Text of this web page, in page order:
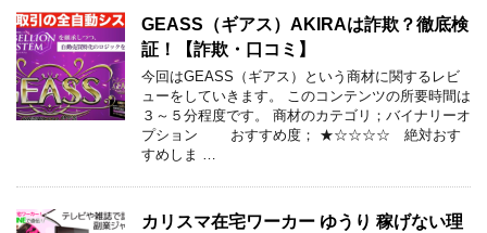
GEASS（ギアス）AKIRAは詐欺？徹底検
証！【詐欺・口コミ】
今回はGEASS（ギアス）という商材に関するレビ
ューをしていきます。 このコンテンツの所要時間は
３～５分程度です。 商材のカテゴリ；バイナリーオ
プション おすすめ度； ★☆☆☆☆ 絶対おす
すめしま …
カリスマ在宅ワーカー ゆうり 稼げない理